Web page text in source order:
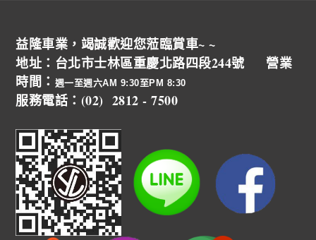
益隆車業，竭誠歡迎您蒞臨賞車~ ~
地址：台北市士林區重慶北路四段244號 營業
時間： 週一至週六AM 9:30至PM 8:30
服務電話：(02) 2812 - 7500